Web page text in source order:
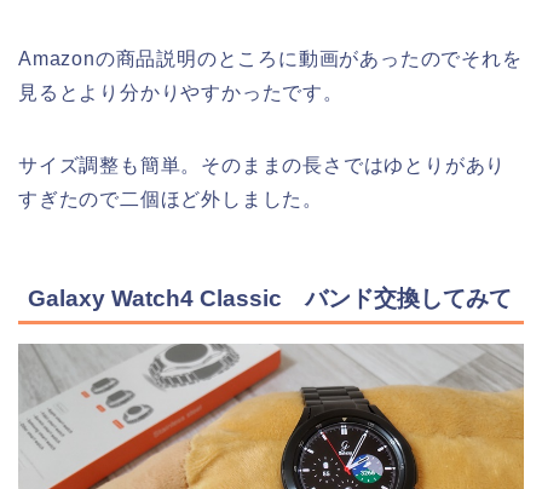
Amazonの商品説明のところに動画があったのでそれを
見るとより分かりやすかったです。
サイズ調整も簡単。そのままの長さではゆとりがあり
すぎたので二個ほど外しました。
Galaxy Watch4 Classic バンド交換してみて